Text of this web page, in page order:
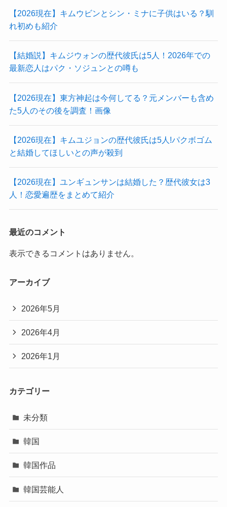
【2026現在】キムウビンとシン・ミナに子供はいる？馴
れ初めも紹介
【結婚説】キムジウォンの歴代彼氏は5人！2026年での
最新恋人はパク・ソジュンとの噂も
【2026現在】東方神起は今何してる？元メンバーも含め
た5人のその後を調査！画像
【2026現在】キムユジョンの歴代彼氏は5人!パクボゴム
と結婚してほしいとの声が殺到
【2026現在】ユンギュンサンは結婚した？歴代彼女は3
人！恋愛遍歴をまとめて紹介
最近のコメント
表示できるコメントはありません。
アーカイブ
2026年5月
2026年4月
2026年1月
カテゴリー
未分類
韓国
韓国作品
韓国芸能人